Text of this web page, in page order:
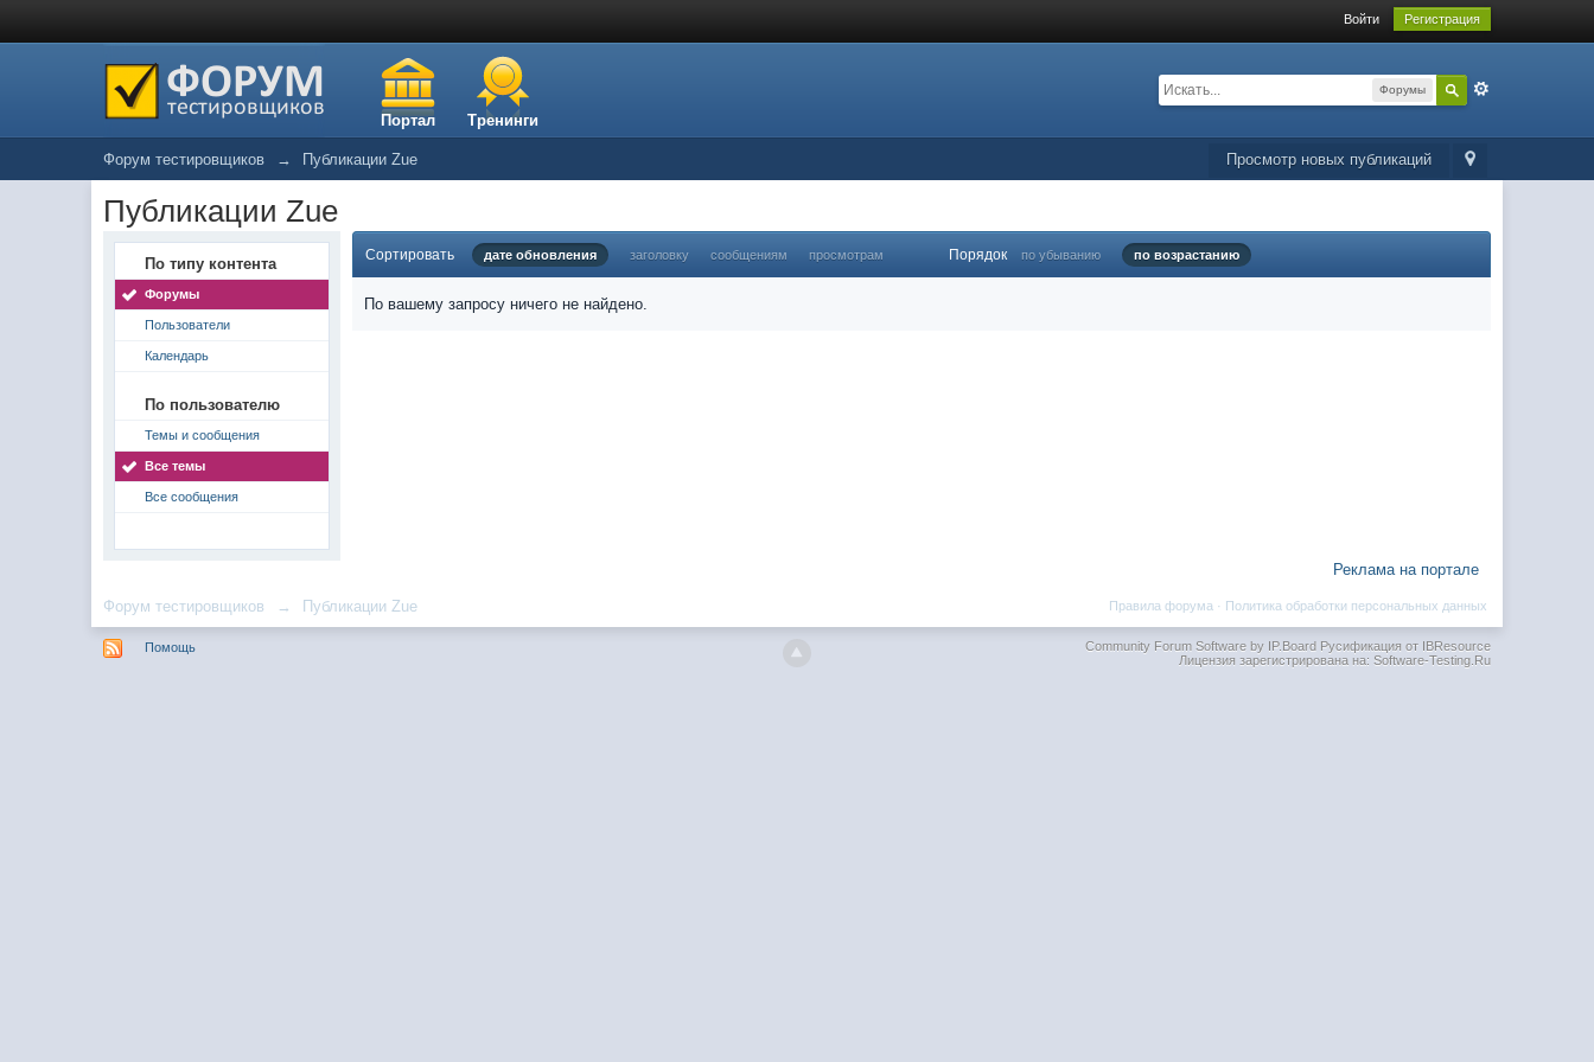
Войти Регистрация
Портал Тренинги
Форумы
Просмотр новых публикаций
Форум тестировщиков → Публикации Zue
Публикации Zue
По типу контента
Форумы
Пользователи
Календарь
По пользователю
Темы и сообщения
Все темы
Все сообщения
Сортировать дате обновления заголовку сообщениям просмотрам Порядок по убыванию по возрастанию
По вашему запросу ничего не найдено.
Реклама на портале
Форум тестировщиков → Публикации Zue Политика обработки персональных данных
Правила форума ·
Помощь Community Forum Software by IP.BoardРусификация от IBResource
Лицензия зарегистрирована на: Software-Testing.Ru